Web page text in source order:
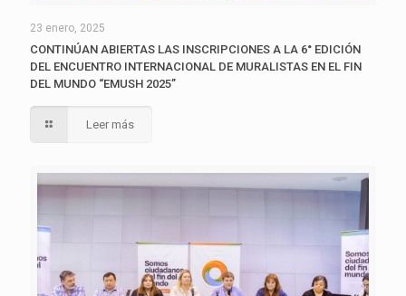
23 enero, 2025
CONTINÚAN ABIERTAS LAS INSCRIPCIONES A LA 6° EDICIÓN
DEL ENCUENTRO INTERNACIONAL DE MURALISTAS EN EL FIN
DEL MUNDO “EMUSH 2025”
Leer más